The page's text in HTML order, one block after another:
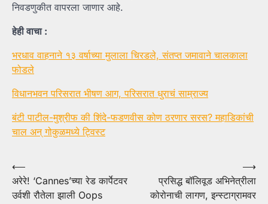
निवडणुकीत वापरला जाणार आहे.
हेही वाचा :
भरधाव वाहनाने १३ वर्षाच्या मुलाला चिरडले, संतप्त जमावाने चालकाला
फोडले
विधानभवन परिसरात भीषण आग, परिसरात धुराचं साम्राज्य
बंटी पाटील-मुश्रीफ की शिंदे-फडणवीस कोण ठरणार सरस? महाडिकांची
चाल अन् गोकुळमध्ये ट्विस्ट
Post
navigation
⟵
अरेरे! ‘Cannes’च्या रेड कार्पेटवर
उर्वशी रौतेला झाली Oops
प्रसिद्ध बॉलिवूड अभिनेत्रीला
कोरोनाची लागण, इन्स्टाग्रामवर
⟶